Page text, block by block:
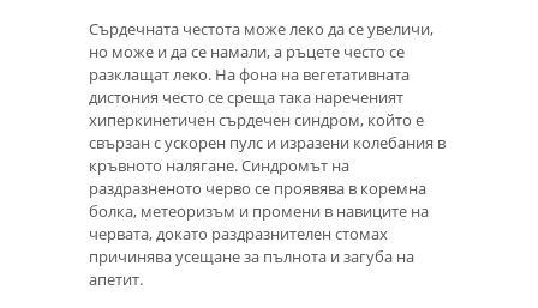
Сърдечната честота може леко да се увеличи,
но може и да се намали, а ръцете често се
разклащат леко. На фона на вегетативната
дистония често се среща така нареченият
хиперкинетичен сърдечен синдром, който е
свързан с ускорен пулс и изразени колебания в
кръвното налягане. Синдромът на
раздразненото черво се проявява в коремна
болка, метеоризъм и промени в навиците на
червата, докато раздразнителен стомах
причинява усещане за пълнота и загуба на
апетит.